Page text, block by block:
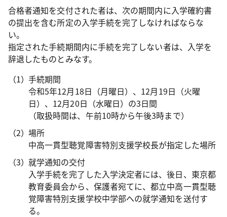
合格者通知を交付された者は、次の期間内に入学確約書
の提出を含む所定の入学手続を完了しなければならな
い。
指定された手続期間内に手続を完了しない者は、入学を
辞退したものとみなす。
手続期間
令和5年12月18日（月曜日）、12月19日（火曜
日）、12月20日（水曜日）の3日間
（取扱時間は、午前10時から午後3時まで）
場所
中高一貫型聴覚障害特別支援学校長が指定した場所
就学通知の交付
入学手続を完了した入学決定者には、後日、東京都
教育委員会から、保護者宛てに、都立中高一貫型聴
覚障害特別支援学校中学部への就学通知を送付す
る。